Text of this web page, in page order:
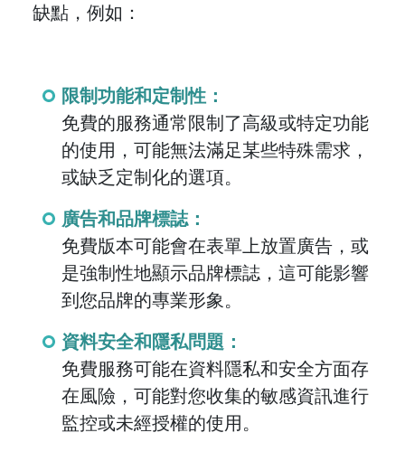
缺點，例如：
限制功能和定制性：
免費的服務通常限制了高級或特定功能
的使用，可能無法滿足某些特殊需求，
或缺乏定制化的選項。
廣告和品牌標誌：
免費版本可能會在表單上放置廣告，或
是強制性地顯示品牌標誌，這可能影響
到您品牌的專業形象。
資料安全和隱私問題：
免費服務可能在資料隱私和安全方面存
在風險，可能對您收集的敏感資訊進行
監控或未經授權的使用。